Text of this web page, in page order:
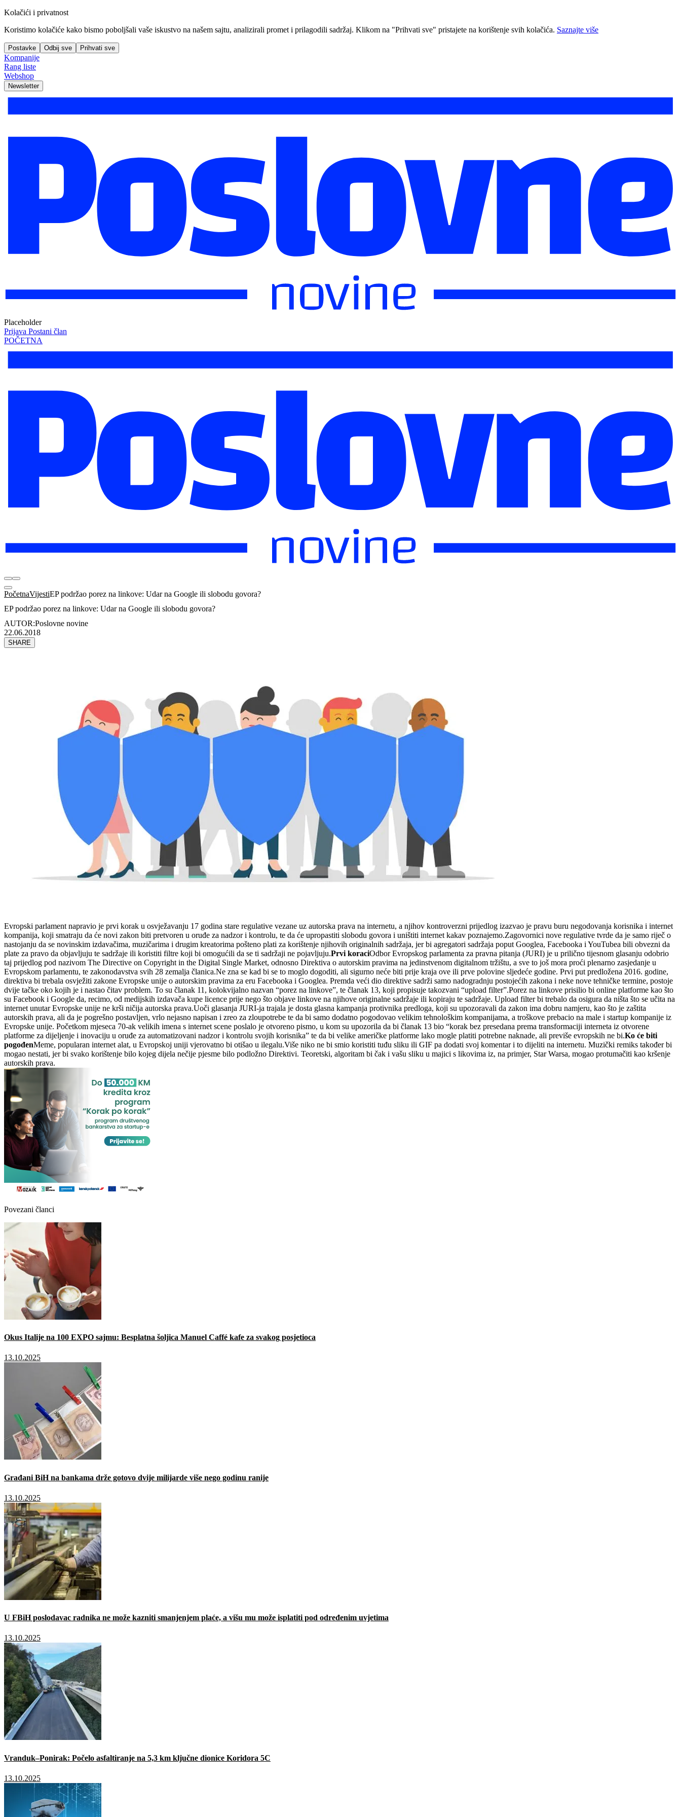
Kolačići i privatnost
Koristimo kolačiće kako bismo poboljšali vaše iskustvo na našem sajtu, analizirali promet i prilagodili sadržaj. Klikom na "Prihvati sve" pristajete na korištenje svih kolačića. Saznajte više
Postavke Odbij sve Prihvati sve
Kompanije
Rang liste
Webshop
Newsletter
Placeholder
Prijava Postani član
POČETNA
PočetnaVijestiEP podržao porez na linkove: Udar na Google ili slobodu govora?
EP podržao porez na linkove: Udar na Google ili slobodu govora?
AUTOR:Poslovne novine
22.06.2018
SHARE
Evropski parlament napravio je prvi korak u osvježavanju 17 godina stare regulative vezane uz autorska prava na internetu, a njihov kontroverzni prijedlog izazvao je pravu buru negodovanja korisnika i internet
kompanija, koji smatraju da će novi zakon biti pretvoren u oruđe za nadzor i kontrolu, te da će upropastiti slobodu govora i uništiti internet kakav poznajemo.Zagovornici nove regulative tvrde da je samo riječ o
nastojanju da se novinskim izdavačima, muzičarima i drugim kreatorima pošteno plati za korištenje njihovih originalnih sadržaja, jer bi agregatori sadržaja poput Googlea, Facebooka i YouTubea bili obvezni da
plate za pravo da objavljuju te sadržaje ili koristiti filtre koji bi omogućili da se ti sadržaji ne pojavljuju.Prvi koraciOdbor Evropskog parlamenta za pravna pitanja (JURI) je u prilično tijesnom glasanju odobrio
taj prijedlog pod nazivom The Directive on Copyright in the Digital Single Market, odnosno Direktiva o autorskim pravima na jedinstvenom digitalnom tržištu, a sve to još mora proći plenarno zasjedanje u
Evropskom parlamentu, te zakonodavstva svih 28 zemalja članica.Ne zna se kad bi se to moglo dogoditi, ali sigurno neće biti prije kraja ove ili prve polovine sljedeće godine. Prvi put predložena 2016. godine,
direktiva bi trebala osvježiti zakone Evropske unije o autorskim pravima za eru Facebooka i Googlea. Premda veći dio direktive sadrži samo nadogradnju postojećih zakona i neke nove tehničke termine, postoje
dvije tačke oko kojih je i nastao čitav problem. To su članak 11, kolokvijalno nazvan “porez na linkove”, te članak 13, koji propisuje takozvani “upload filter”.Porez na linkove prisilio bi online platforme kao što
su Facebook i Google da, recimo, od medijskih izdavača kupe licence prije nego što objave linkove na njihove originalne sadržaje ili kopiraju te sadržaje. Upload filter bi trebalo da osigura da ništa što se učita na
internet unutar Evropske unije ne krši ničija autorska prava.Uoči glasanja JURI-ja trajala je dosta glasna kampanja protivnika predloga, koji su upozoravali da zakon ima dobru namjeru, kao što je zaštita
autorskih prava, ali da je pogrešno postavljen, vrlo nejasno napisan i zreo za zloupotrebe te da bi samo dodatno pogodovao velikim tehnološkim kompanijama, a troškove prebacio na male i startup kompanije iz
Evropske unije. Početkom mjeseca 70-ak velikih imena s internet scene poslalo je otvoreno pismo, u kom su upozorila da bi članak 13 bio “korak bez presedana prema transformaciji interneta iz otvorene
platforme za dijeljenje i inovaciju u oruđe za automatizovani nadzor i kontrolu svojih korisnika” te da bi velike američke platforme lako mogle platiti potrebne naknade, ali previše evropskih ne bi.Ko će biti
pogođenMeme, popularan internet alat, u Evropskoj uniji vjerovatno bi otišao u ilegalu.Više niko ne bi smio koristiti tuđu sliku ili GIF pa dodati svoj komentar i to dijeliti na internetu. Muzički remiks također bi
mogao nestati, jer bi svako korištenje bilo kojeg dijela nečije pjesme bilo podložno Direktivi. Teoretski, algoritam bi čak i vašu sliku u majici s likovima iz, na primjer, Star Warsa, mogao protumačiti kao kršenje
autorskih prava.
Povezani članci
Okus Italije na 100 EXPO sajmu: Besplatna šoljica Manuel Caffé kafe za svakog posjetioca
13.10.2025
Građani BiH na bankama drže gotovo dvije milijarde više nego godinu ranije
13.10.2025
U FBiH poslodavac radnika ne može kazniti smanjenjem plaće, a višu mu može isplatiti pod određenim uvjetima
13.10.2025
Vranduk–Ponirak: Počelo asfaltiranje na 5,3 km ključne dionice Koridora 5C
13.10.2025